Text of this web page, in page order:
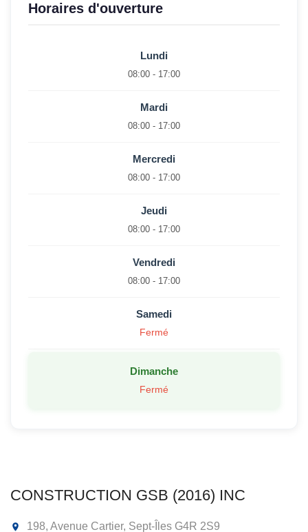
Horaires d'ouverture
Lundi
08:00 - 17:00
Mardi
08:00 - 17:00
Mercredi
08:00 - 17:00
Jeudi
08:00 - 17:00
Vendredi
08:00 - 17:00
Samedi
Fermé
Dimanche
Fermé